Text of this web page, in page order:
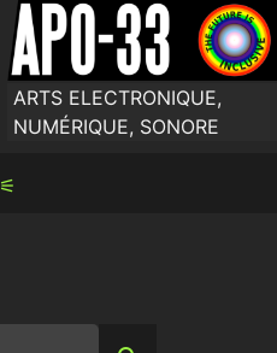
ARTS ELECTRONIQUE,
NUMÉRIQUE, SONORE
⚟